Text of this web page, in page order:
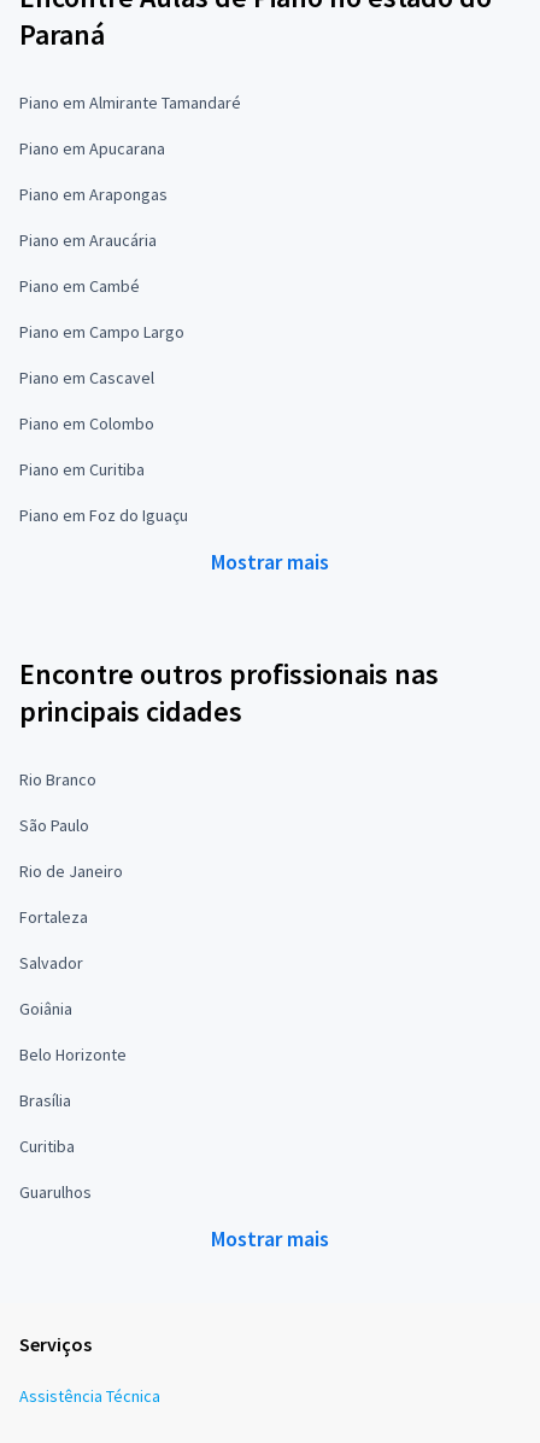
Paraná
Piano em Almirante Tamandaré
Piano em Apucarana
Piano em Arapongas
Piano em Araucária
Piano em Cambé
Piano em Campo Largo
Piano em Cascavel
Piano em Colombo
Piano em Curitiba
Piano em Foz do Iguaçu
Mostrar mais
Encontre outros profissionais nas
principais cidades
Rio Branco
São Paulo
Rio de Janeiro
Fortaleza
Salvador
Goiânia
Belo Horizonte
Brasília
Curitiba
Guarulhos
Mostrar mais
Serviços
Assistência Técnica